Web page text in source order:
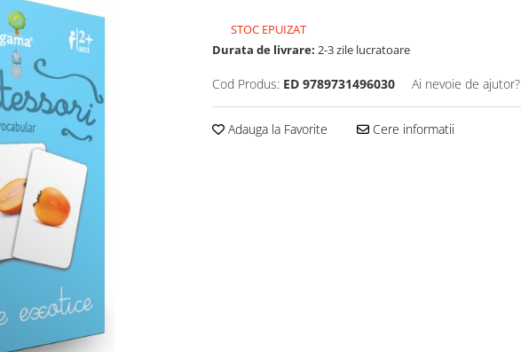
STOC EPUIZAT
Durata de livrare: 2-3 zile lucratoare
Cod Produs: ED 9789731496030 Ai nevoie de ajutor?
Adauga la Favorite Cere informatii